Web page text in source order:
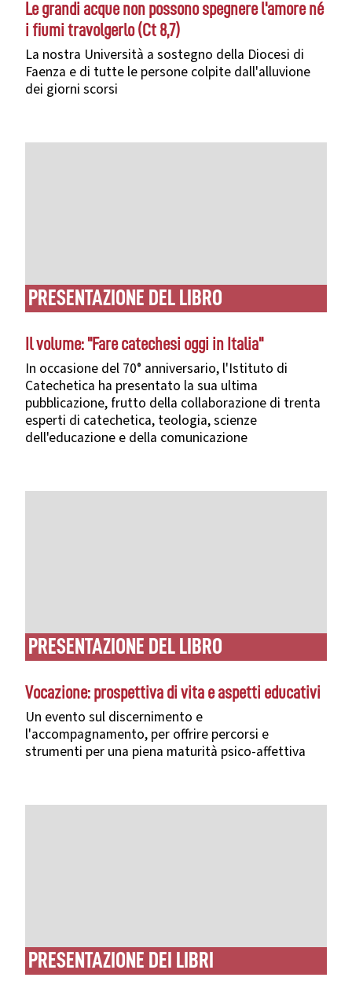
Le grandi acque non possono spegnere l'amore né
i ﬁumi travolgerlo (Ct 8,7)
La nostra Università a sostegno della Diocesi di
Faenza e di tutte le persone colpite dall'alluvione
dei giorni scorsi
PRESENTAZIONE DEL LIBRO
Il volume: "Fare catechesi oggi in Italia"
In occasione del 70° anniversario, l'Istituto di
Catechetica ha presentato la sua ultima
pubblicazione, frutto della collaborazione di trenta
esperti di catechetica, teologia, scienze
dell'educazione e della comunicazione
PRESENTAZIONE DEL LIBRO
Vocazione: prospettiva di vita e aspetti educativi
Un evento sul discernimento e
l'accompagnamento, per offrire percorsi e
strumenti per una piena maturità psico-affettiva
PRESENTAZIONE DEI LIBRI